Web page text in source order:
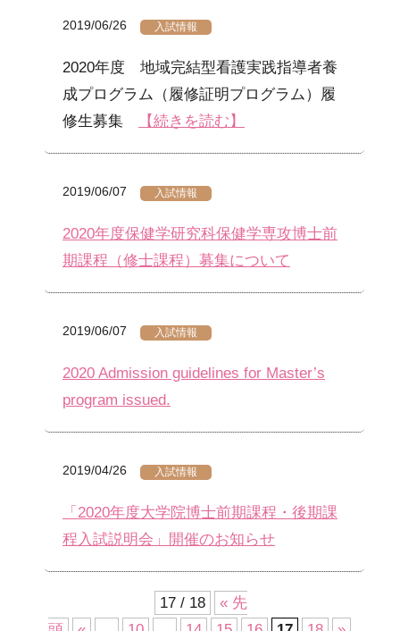
2019/06/26 入試情報
2020年度 地域完結型看護実践指導者養
成プログラム（履修証明プログラム）履
修生募集
【続きを読む】
2019/06/07 入試情報
2020年度保健学研究科保健学専攻博士前
期課程（修士課程）募集について
2019/06/07 入試情報
2020 Admission guidelines for Master’s
program issued.
2019/04/26 入試情報
「2020年度大学院博士前期課程・後期課
程入試説明会」開催のお知らせ
17 / 18
« 先